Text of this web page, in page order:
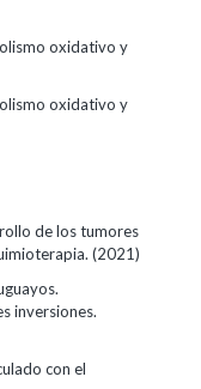
oxidativo y
oxidativo y
de los tumores
(2021)
inversiones.
con el